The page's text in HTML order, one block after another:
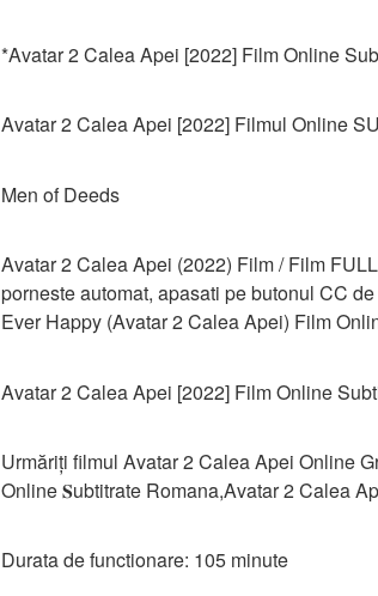
*Avatar 2 Calea Apei [2022] Film Online
Avatar 2 Calea Apei [2022] Filmul Online
Men of Deeds
Avatar 2 Calea Apei (2022) Film / Film
porneste automat, apasati pe butonul CC
Ever Happy (Avatar 2 Calea Apei) Film
Avatar 2 Calea Apei [2022] Film Online
Urmăriți filmul Avatar 2 Calea Apei Online
Online 𝐒ubtitrate Romana,Avatar 2 Calea
Durata de functionare: 105 minute